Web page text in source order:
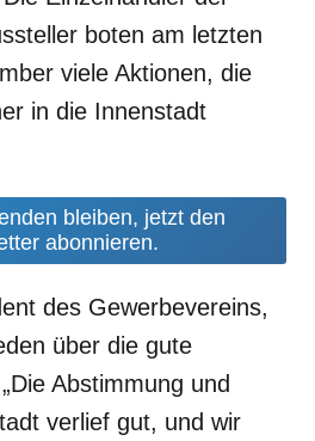
boten am letzten
viele Aktionen, die
in die Innenstadt
bleiben, jetzt den
abonnieren.
des Gewerbevereins,
über die gute
Abstimmung und
verlief gut, und wir